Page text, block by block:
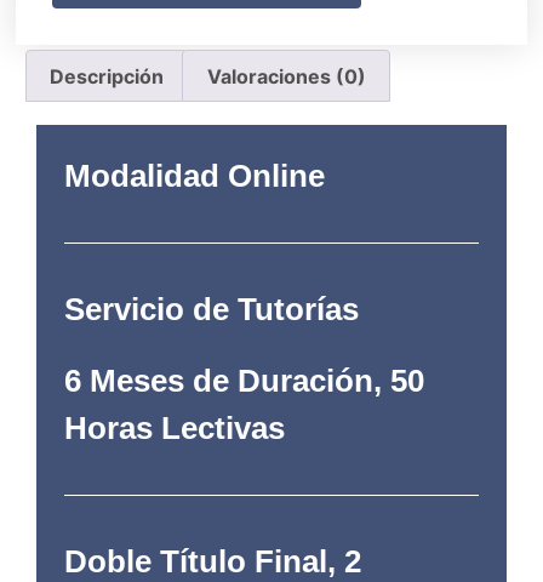
Descripción Valoraciones (0)
Modalidad Online
Servicio de Tutorías
6 Meses de Duración, 50
Horas Lectivas
Doble Título Final, 2